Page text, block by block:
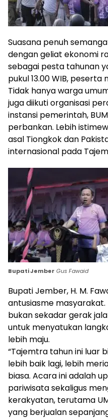
Suasana penuh
dengan geliat ekonomi
sebagai pesta tahunan
pukul 13.00 WIB,
Tidak hanya warga
juga diikuti organisasi
instansi pemerintah,
perbankan. Lebih
asal Tiongkok dan
internasional pada
Bupati Jember Gus Fawaid
Bupati Jember, H. M.
antusiasme
bukan sekadar gerak
untuk menyatukan
lebih maju.
“Tajemtra tahun ini luar
lebih baik lagi, lebih
biasa. Acara ini adalah
pariwisata sekaligus
kerakyatan, terutama
yang berjualan